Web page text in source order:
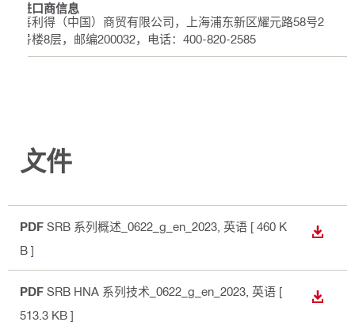
进口商信息
喜利得（中国）商贸有限公司，上海浦东新区耀元路58号2
号楼8层，邮编200032，电话：400-820-2585
文件
PDF SRB 系列概述_0622_g_en_2023 , 英语 [ 460 K
B ]
下载
PDF SRB HNA 系列技术_0622_g_en_2023 , 英语 [
513.3 KB ]
下载